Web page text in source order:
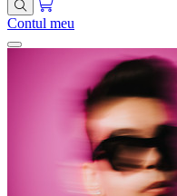
Contul meu